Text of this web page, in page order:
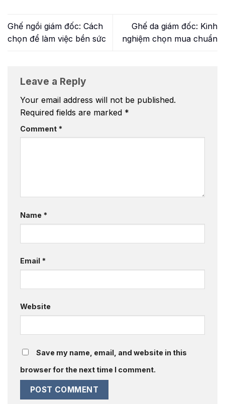
Ghế ngồi giám đốc: Cách
chọn để làm việc bền sức
Ghế da giám đốc: Kinh
nghiệm chọn mua chuẩn
Leave a Reply
Your email address will not be published.
Required fields are marked *
Comment *
Name *
Email *
Website
Save my name, email, and website in this
browser for the next time I comment.